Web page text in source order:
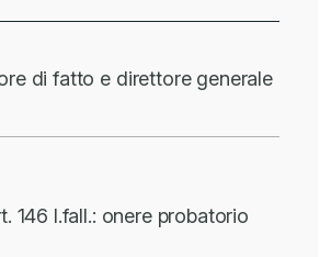
di fatto e direttore generale
146 l.fall.: onere probatorio